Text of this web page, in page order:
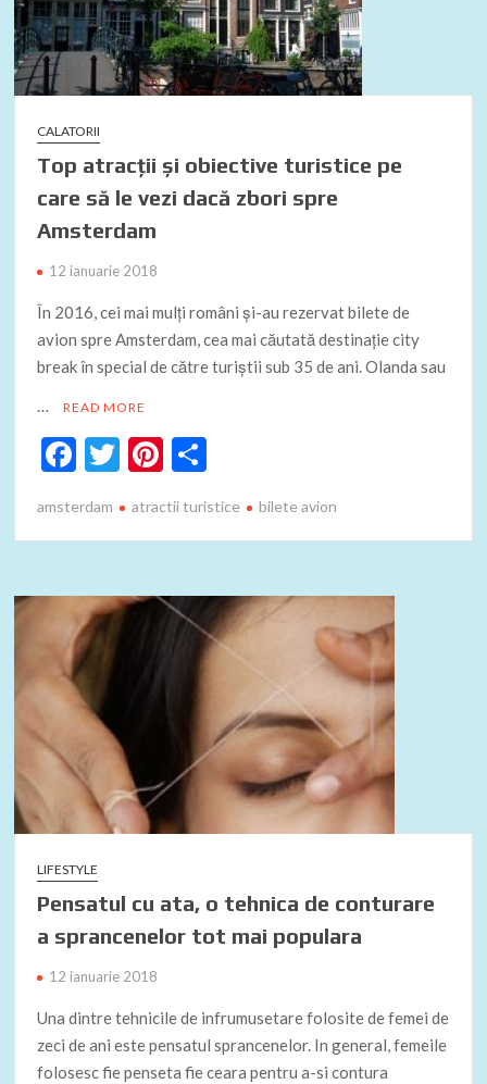
CALATORII
Top atracții și obiective turistice pe
care să le vezi dacă zbori spre
Amsterdam
12 ianuarie 2018
În 2016, cei mai mulți români și-au rezervat bilete de
avion spre Amsterdam, cea mai căutată destinație city
break în special de către turiștii sub 35 de ani. Olanda sau
READ MORE
F
e
o
o
k
T
itt
Pi
er
t
ta
az
ă
amsterdam atractii turistice bilete avion
LIFESTYLE
Pensatul cu ata, o tehnica de conturare
a sprancenelor tot mai populara
12 ianuarie 2018
Una dintre tehnicile de infrumusetare folosite de femei de
zeci de ani este pensatul sprancenelor. In general, femeile
folosesc fie penseta fie ceara pentru a-si contura